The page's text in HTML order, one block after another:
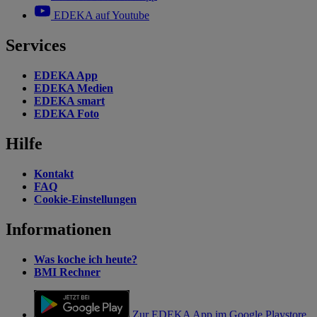
EDEKA auf Youtube
Services
EDEKA App
EDEKA Medien
EDEKA smart
EDEKA Foto
Hilfe
Kontakt
FAQ
Cookie-Einstellungen
Informationen
Was koche ich heute?
BMI Rechner
Zur EDEKA App im Google Playstore